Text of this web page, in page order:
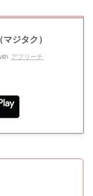
ジタク）
アプリーチ